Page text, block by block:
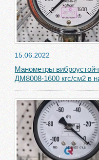
15.06.2022
Манометры
ДМ8008-1600 кгс/см2 в